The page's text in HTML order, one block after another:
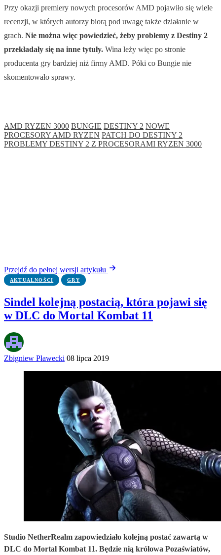
Przy okazji premiery nowych procesorów AMD pojawiło się wiele
recenzji, w których autorzy biorą pod uwagę także działanie w
grach. Nie można więc powiedzieć, żeby problemy z Destiny 2
przekładały się na inne tytuły. Wina leży więc po stronie
producenta gry bardziej niż firmy AMD. Póki co Bungie nie
skomentowało sprawy.
AMD RYZEN 3000 BUNGIE DESTINY 2 NOWE
PROCESORY AMD RYZEN PATCH DO DESTINY 2
PROBLEMY DESTINY 2 Z PROCESORAMI RYZEN 3000
Przejdź do pełnej wersji artykułu
AKTUALNOŚCI GRY
Sindel kolejną postacią, która pojawi się
w DLC do Mortal Kombat 11
Zbigniew Pławecki 08 lipca 2019
Studio NetherRealm zapowiedziało kolejną postać zawartą w
DLC do Mortal Kombat 11. Będzie nią królowa Pozaświatów,